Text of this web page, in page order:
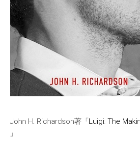
John H. Richardson著「Luigi: The
」